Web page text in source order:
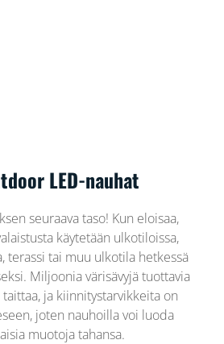
LED-nauhat
seuraava taso! Kun eloisaa,
käytetään ulkotiloissa,
terassi tai muu ulkotila hetkessä
Miljoonia värisävyjä tuottavia
taittaa, ja kiinnitystarvikkeita on
joten nauhoilla voi luoda
muotoja tahansa.